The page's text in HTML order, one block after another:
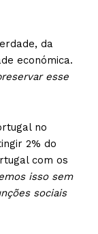
da
económica.
esse
no
2% do
com os
isso sem
sociais